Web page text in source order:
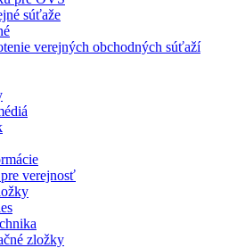
súťaže
verejných obchodných súťaží
verejnosť
zložky